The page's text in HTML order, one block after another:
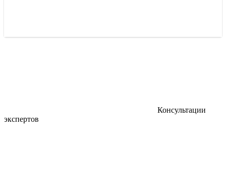
Консультации
экспертов